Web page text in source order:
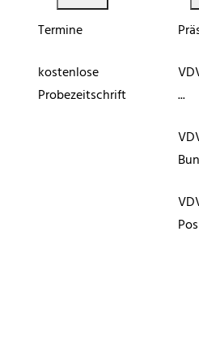
Termine
kostenlose
Probezeitschrift
...